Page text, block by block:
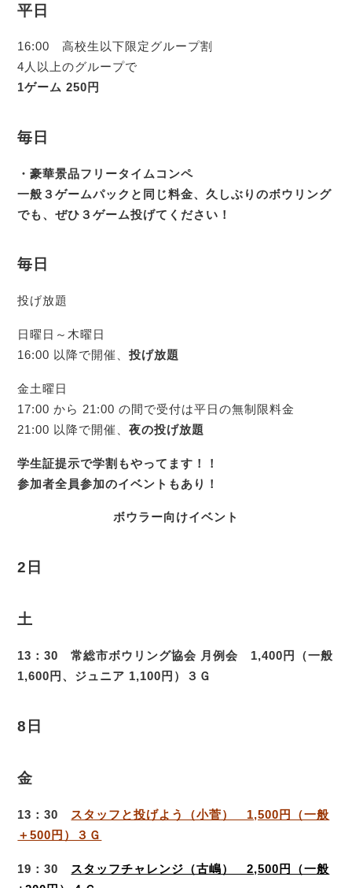
平日
16:00 高校生以下限定グループ割
4人以上のグループで
1ゲーム 250円
毎日
・豪華景品フリータイムコンペ
一般３ゲームパックと同じ料金、久しぶりのボウリング
でも、ぜひ３ゲーム投げてください！
毎日
投げ放題
日曜日～木曜日
16:00 以降で開催、投げ放題
金土曜日
17:00 から 21:00 の間で受付は平日の無制限料金
21:00 以降で開催、夜の投げ放題
学生証提示で学割もやってます！！
参加者全員参加のイベントもあり！
ボウラー向けイベント
2日
土
13：30 常総市ボウリング協会 月例会 1,400円（一般
1,600円、ジュニア 1,100円）３Ｇ
8日
金
13：30 スタッフと投げよう（小菅） 1,500円（一般
＋500円）３Ｇ
19：30 スタッフチャレンジ（古嶋） 2,500円（一般